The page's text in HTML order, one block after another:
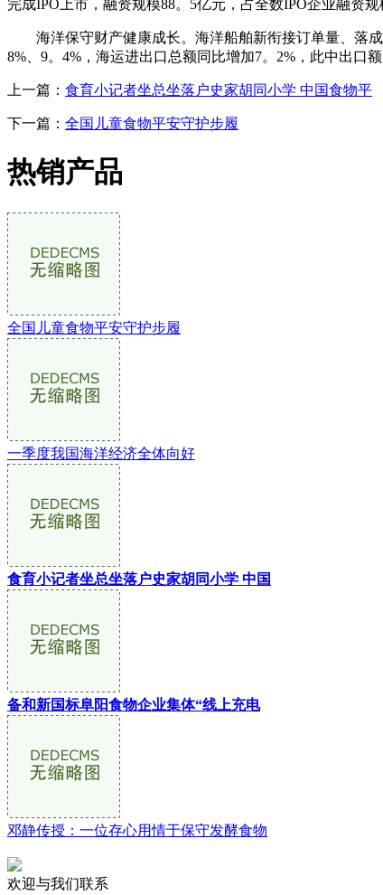
完成IPO上市，融资规模88。5亿元，占全数IPO企业融资规
海洋保守财产健康成长。海洋船舶新衔接订单量、落成
8%、9。4%，海运进出口总额同比增加7。2%，此中出口
上一篇： 食育小记者坐总坐落户史家胡同小学 中国食物平
下一篇： 全国儿童食物平安守护步履
热销产品
全国儿童食物平安守护步履
一季度我国海洋经济全体向好
食育小记者坐总坐落户史家胡同小学 中国
备和新国标阜阳食物企业集体“线上充电
邓静传授：一位存心用情于保守发酵食物
欢迎与我们联系